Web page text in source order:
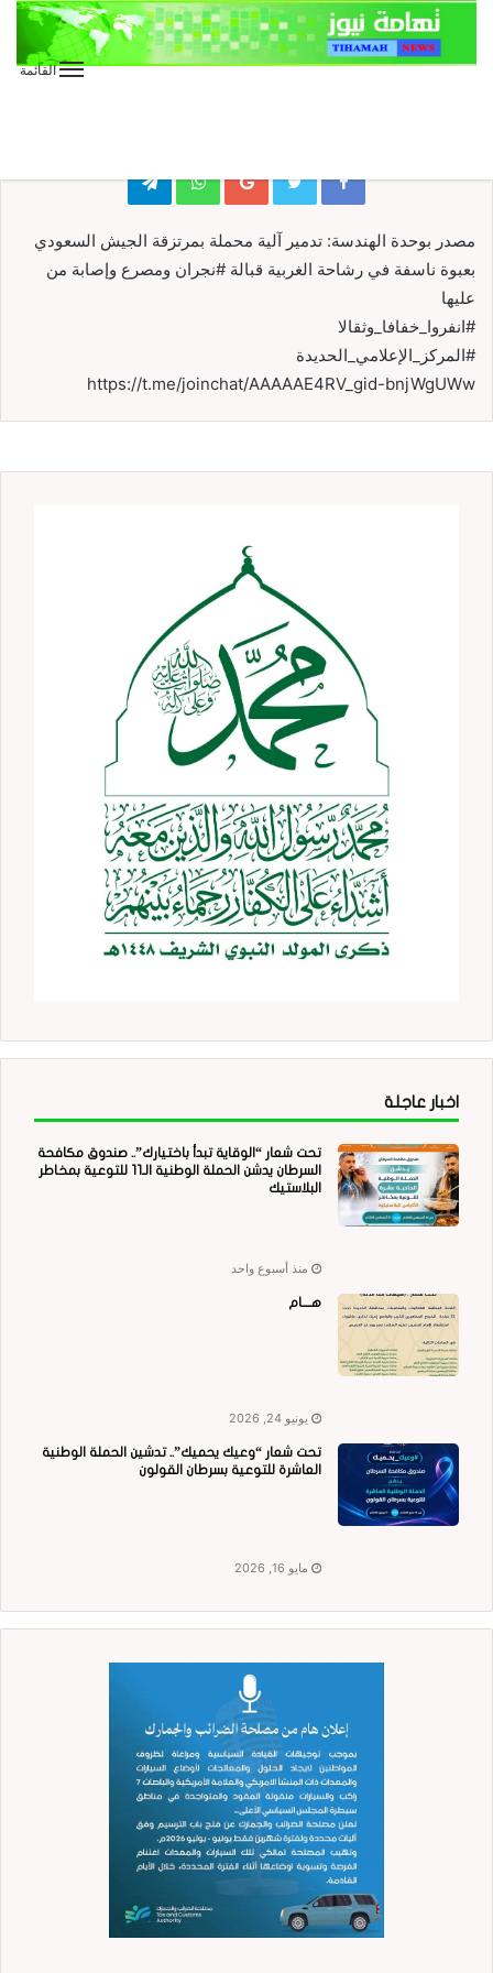
القائمة
مصدر بوحدة الهندسة: تدمير آلية محملة بمرتزقة الجيش السعودي
بعبوة ناسفة في رشاحة الغربية قبالة #نجران ومصرع وإصابة من
عليها
#انفروا_خفافا_وثقالا
#المركز_الإعلامي_الحديدة
https://t.me/joinchat/AAAAAE4RV_gid-bnjWgUWw
اخبار عاجلة
تحت شعار “الوقاية تبدأ باختيارك”.. صندوق مكافحة
السرطان يدشن الحملة الوطنية الـ11 للتوعية بمخاطر
البلاستيك
منذ أسبوع واحد
هــــام
يونيو 24, 2026
تحت شعار “وعيك يحميك”.. تدشين الحملة الوطنية
العاشرة للتوعية بسرطان القولون
مايو 16, 2026